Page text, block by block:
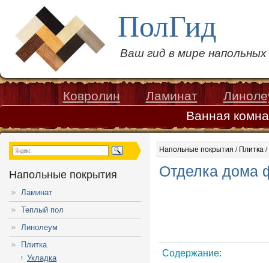
ПолГид
Ваш гид в мире
Ковролин Ламинат
Ванная
Напольные покрытия / Плитка /
Отделка дома
Содержание:
Напольные покрытия
Ламинат
Теплый пол
Линолеум
Плитка
Укладка